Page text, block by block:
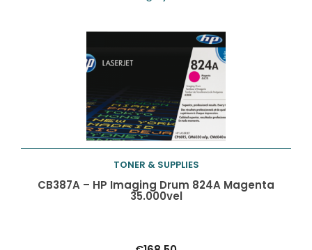
Toevoegen aan
TONER & SUPPLIES
CB387A – HP Imaging Drum 824A Magenta
35.000vel